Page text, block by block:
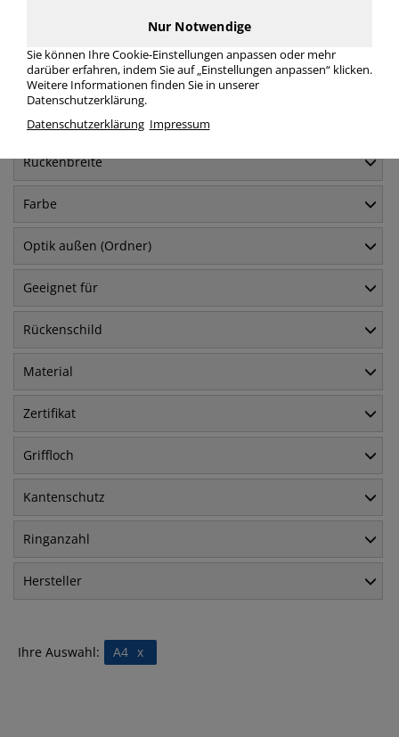
Produkte filtern
Format
Rückenbreite
Farbe
Optik außen (Ordner)
Geeignet für
Rückenschild
Material
Zertifikat
Griffloch
Kantenschutz
Ringanzahl
Hersteller
Ihre Auswahl: x
A4
Nur Notwendige
Sie können Ihre Cookie-Einstellungen anpassen oder mehr
darüber erfahren, indem Sie auf „Einstellungen anpassen“ klicken.
Weitere Informationen finden Sie in unserer
Datenschutzerklärung.
Datenschutzerklärung Impressum